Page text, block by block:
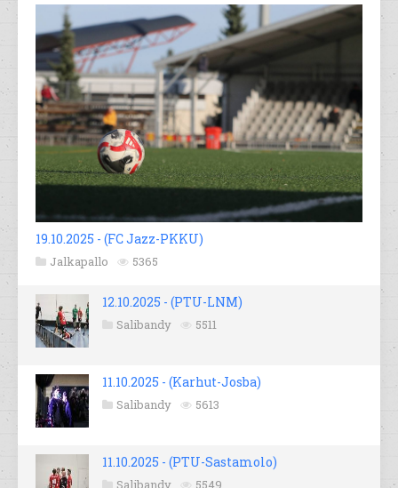
19.10.2025 - (FC Jazz-PKKU)
Jalkapallo 5365
12.10.2025 - (PTU-LNM)
Salibandy 5511
11.10.2025 - (Karhut-Josba)
Salibandy 5613
11.10.2025 - (PTU-Sastamolo)
Salibandy 5549